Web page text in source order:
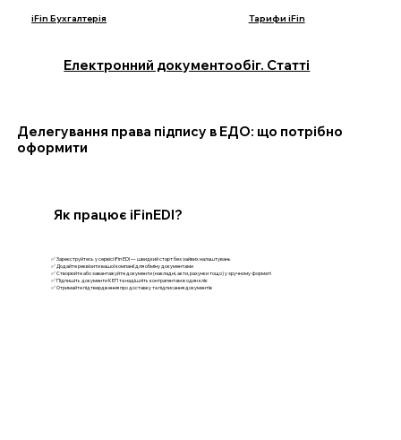
iFin Бухгалтерія Тарифи iFin
Електронний документообіг. Статті
Делегування права підпису в ЕДО: що потрібно
оформити
✅ Зареєструйтесь у сервісі iFin EDI — швидкий старт без зайвих налаштувань
✅ Додайте реквізити вашої компанії для обміну документами
✅ Створюйте або завантажуйте документи (накладні, акти, рахунки тощо) у зручному форматі
✅ Підпишіть документи КЕП та надішліть контрагентам в один клік
✅ Отримайте підтвердження про доставку та підписання документів
Як працює iFinEDI?